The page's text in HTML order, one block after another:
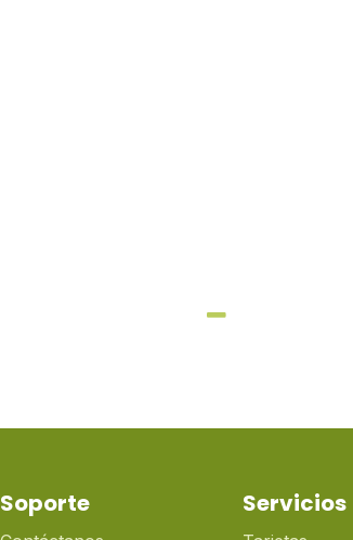
Soporte Servicios